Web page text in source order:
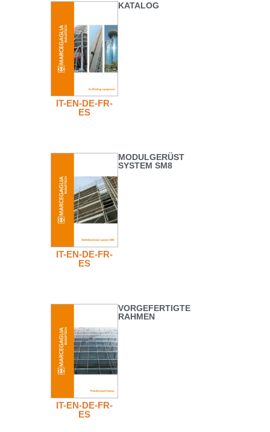
IT-EN-DE-FR-
ES
KATALOG
IT-EN-DE-FR-
ES
MODULGERÜST
SYSTEM SM8
IT-EN-DE-FR-
ES
VORGEFERTIGTE
RAHMEN